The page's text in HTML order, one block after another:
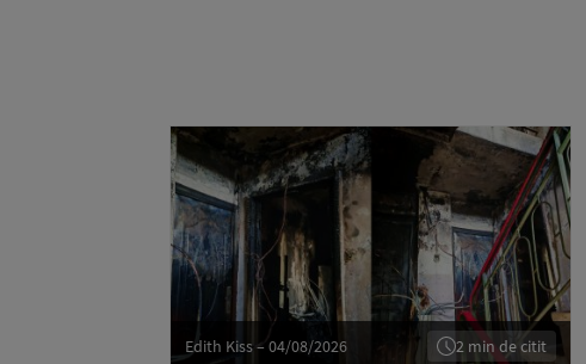
Edith Kiss – 04/08/2026 2 min de citit